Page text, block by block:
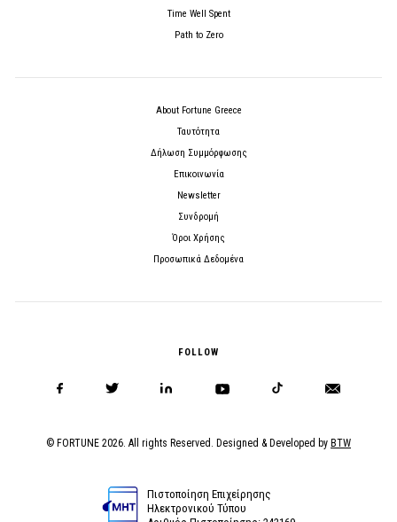
Time Well Spent
Path to Zero
About Fortune Greece
Ταυτότητα
Δήλωση Συμμόρφωσης
Επικοινωνία
Newsletter
Συνδρομή
Όροι Χρήσης
Προσωπικά Δεδομένα
FOLLOW
© FORTUNE 2026. All rights Reserved. Designed & Developed by BTW
Πιστοποίηση Επιχείρησης
Ηλεκτρονικού Τύπου